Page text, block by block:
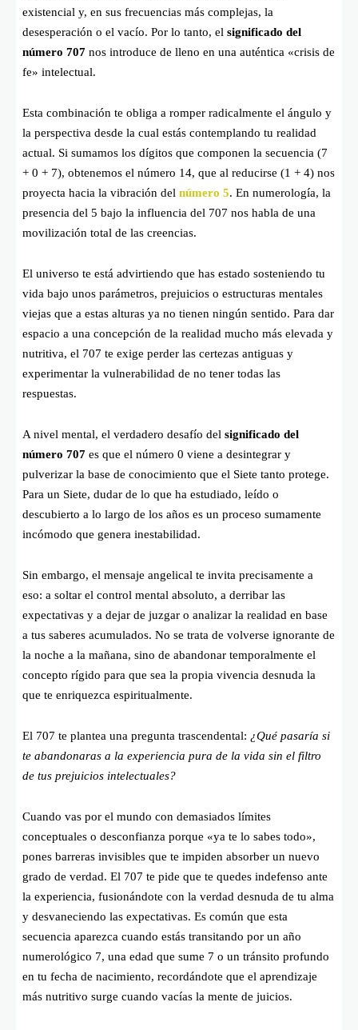
existencial y, en sus frecuencias más complejas, la
desesperación o el vacío. Por lo tanto, el significado del
número 707 nos introduce de lleno en una auténtica «crisis de
fe» intelectual.
Esta combinación te obliga a romper radicalmente el ángulo y
la perspectiva desde la cual estás contemplando tu realidad
actual. Si sumamos los dígitos que componen la secuencia (7
+ 0 + 7), obtenemos el número 14, que al reducirse (1 + 4) nos
proyecta hacia la vibración del número 5. En numerología, la
presencia del 5 bajo la influencia del 707 nos habla de una
movilización total de las creencias.
El universo te está advirtiendo que has estado sosteniendo tu
vida bajo unos parámetros, prejuicios o estructuras mentales
viejas que a estas alturas ya no tienen ningún sentido. Para dar
espacio a una concepción de la realidad mucho más elevada y
nutritiva, el 707 te exige perder las certezas antiguas y
experimentar la vulnerabilidad de no tener todas las
respuestas.
A nivel mental, el verdadero desafío del significado del
número 707 es que el número 0 viene a desintegrar y
pulverizar la base de conocimiento que el Siete tanto protege.
Para un Siete, dudar de lo que ha estudiado, leído o
descubierto a lo largo de los años es un proceso sumamente
incómodo que genera inestabilidad.
Sin embargo, el mensaje angelical te invita precisamente a
eso: a soltar el control mental absoluto, a derribar las
expectativas y a dejar de juzgar o analizar la realidad en base
a tus saberes acumulados. No se trata de volverse ignorante de
la noche a la mañana, sino de abandonar temporalmente el
concepto rígido para que sea la propia vivencia desnuda la
que te enriquezca espiritualmente.
El 707 te plantea una pregunta trascendental: ¿Qué pasaría si
te abandonaras a la experiencia pura de la vida sin el filtro
de tus prejuicios intelectuales?
Cuando vas por el mundo con demasiados límites
conceptuales o desconfianza porque «ya te lo sabes todo»,
pones barreras invisibles que te impiden absorber un nuevo
grado de verdad. El 707 te pide que te quedes indefenso ante
la experiencia, fusionándote con la verdad desnuda de tu alma
y desvaneciendo las expectativas. Es común que esta
secuencia aparezca cuando estás transitando por un año
numerológico 7, una edad que sume 7 o un tránsito profundo
en tu fecha de nacimiento, recordándote que el aprendizaje
más nutritivo surge cuando vacías la mente de juicios.